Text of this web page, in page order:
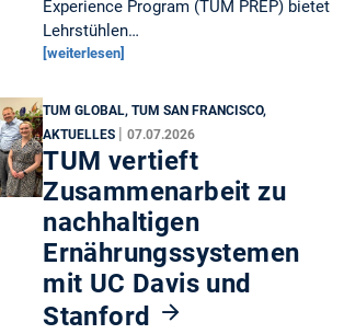
Experience Program (TUM PREP) bietet
Lehrstühlen…
[weiterlesen]
TUM GLOBAL, TUM SAN FRANCISCO,
AKTUELLES
|07.07.2026
TUM vertieft
Zusammenarbeit zu
nachhaltigen
Ernährungssystemen
mit UC Davis und
Stanford